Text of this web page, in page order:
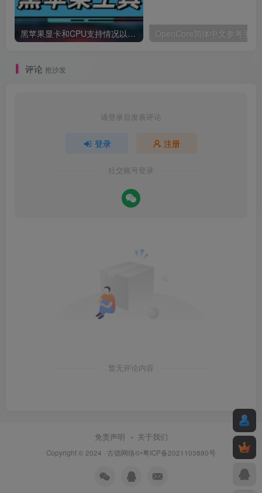
黑苹果显卡和CPU支持情况以及购买硬件防踩坑指南 OpenCore简体中文参考手册
评论 抢沙发
请登录后发表评论
登录 注册
社交账号登录
暂无评论内容
免责声明 关于我们
Copyright © 2024 · 古德网络©•粤ICP备2021103880号